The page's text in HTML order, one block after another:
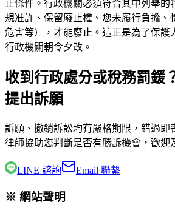
止條件。行政機關必須符合其中列舉的
規准許、保留廢止權、您未履行負擔、
危害等），才能廢止。這正是為了保護
行政機關朝令夕改。
收到行政處分或稅務罰鍰
提出訴願
訴願、撤銷訴訟均有嚴格期限，錯過即
律師協助您判斷是否有勝訴機會，歡迎
LINE 諮詢 Email 聯繫
※ 網站聲明